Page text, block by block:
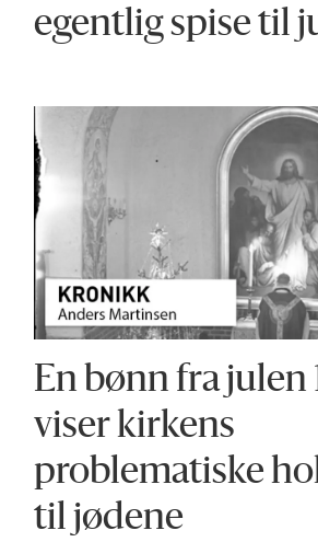
egentlig spise til
En bønn fra julen
viser kirkens
problematiske
til jødene